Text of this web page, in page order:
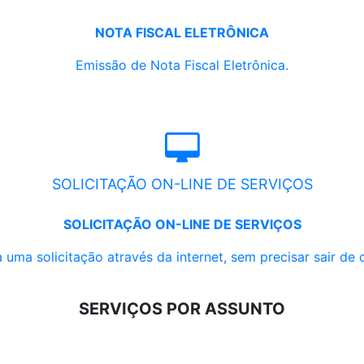
NOTA FISCAL ELETRÔNICA
Emissão de Nota Fiscal Eletrônica.
SOLICITAÇÃO ON-LINE DE SERVIÇOS
SOLICITAÇÃO ON-LINE DE SERVIÇOS
uma solicitação através da internet, sem precisar sair de
SERVIÇOS POR ASSUNTO